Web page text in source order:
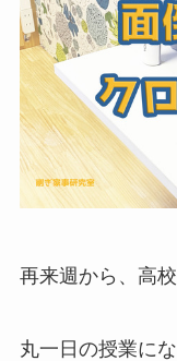
再来週から、高
丸一日の授業にな